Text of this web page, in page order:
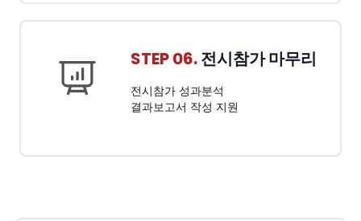
STEP 06.전시참가 마무리
전시참가 성과분석
결과보고서 작성 지원